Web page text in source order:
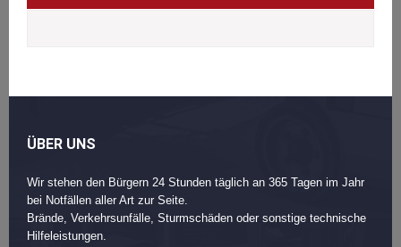
ÜBER UNS
Wir stehen den Bürgern 24 Stunden täglich an 365 Tagen im Jahr
bei Notfällen aller Art zur Seite.
Brände, Verkehrsunfälle, Sturmschäden oder sonstige technische
Hilfeleistungen.